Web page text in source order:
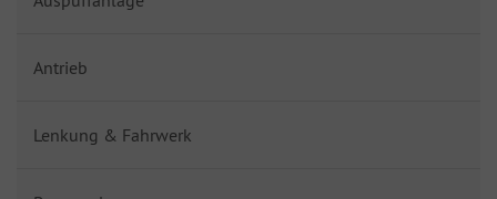
Antrieb
Lenkung & Fahrwerk